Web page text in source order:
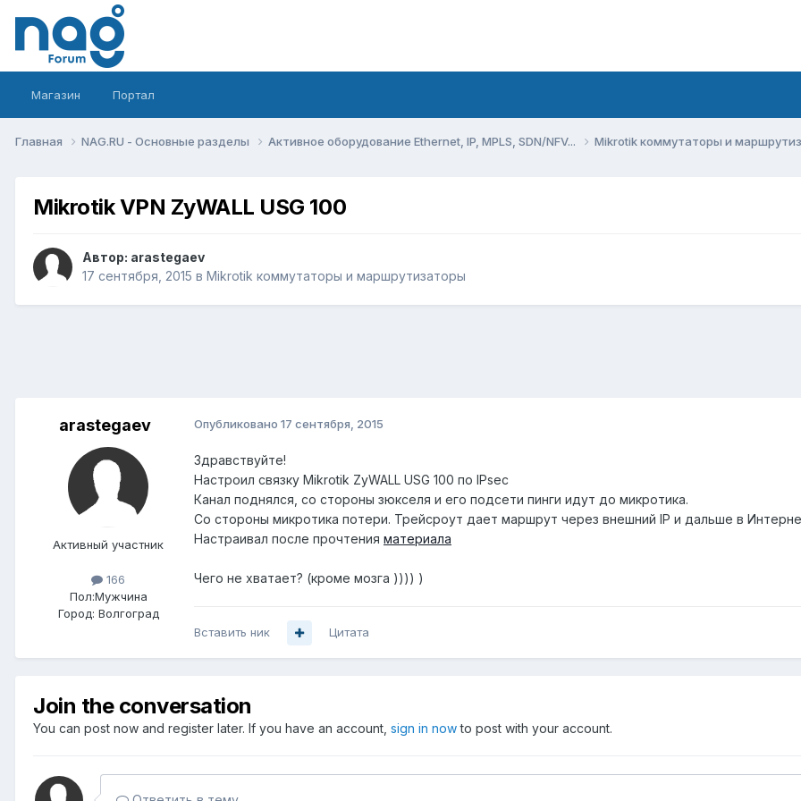
Магазин Портал
Главная NAG.RU - Основные разделы Активное оборудование Ethernet, IP, MPLS, SDN/NFV... Mikrotik коммутаторы и
Mikrotik VPN ZyWALL USG 100
Автор: arastegaev
17 сентября, 2015 в Mikrotik коммутаторы и маршрутизаторы
arastegaev
Активный участник
166
Пол:Мужчина
Город: Волгоград
Опубликовано 17 сентября, 2015
Здравствуйте!
Настроил связку Mikrotik ZyWALL USG 100 по IPsec
Канал поднялся, со стороны зюкселя и его подсети пинги идут до микротика.
Со стороны микротика потери. Трейсроут дает маршрут через внешний IP и дальше в
Настраивал после прочтения материала
Чего не хватает? (кроме мозга )))) )
Вставить ник Цитата
Join the conversation
You can post now and register later. If you have an account, sign in nowto post with your account.